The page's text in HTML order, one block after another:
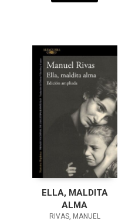
ELLA, MALDITA
ALMA
RIVAS, MANUEL